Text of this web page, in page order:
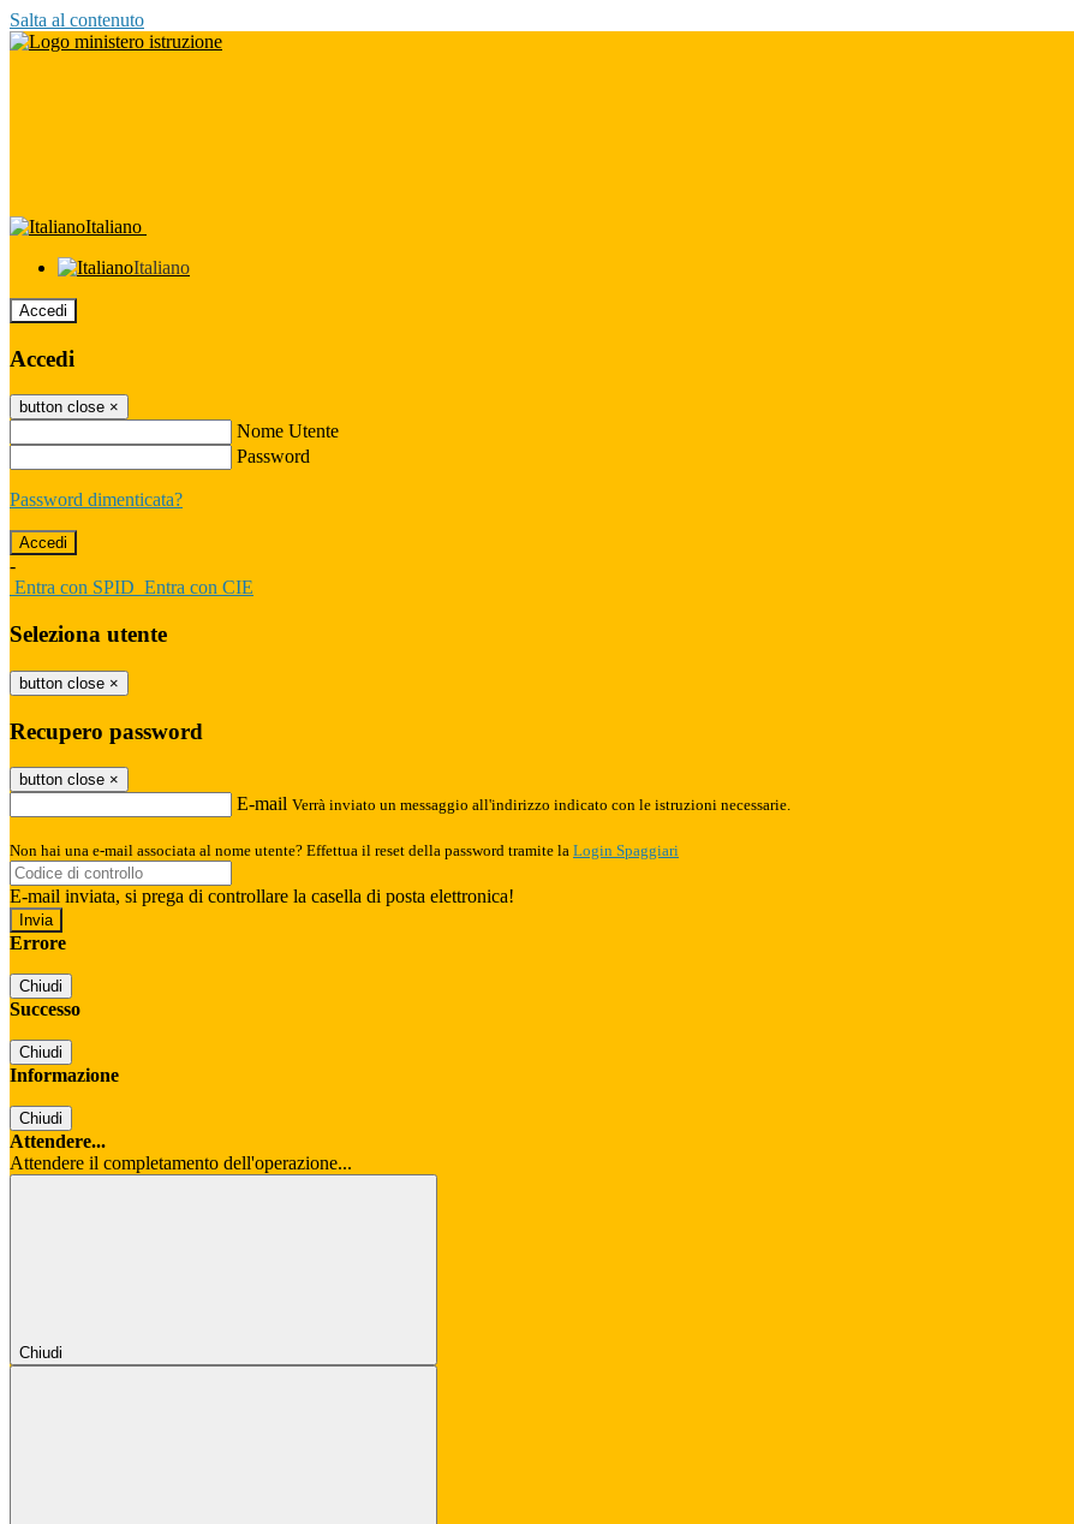
Salta al contenuto
Italiano
Italiano
Accedi
Accedi
button close ×
Nome Utente
Password
Password dimenticata?
-
Entra con SPID Entra con CIE
Seleziona utente
button close ×
Recupero password
button close ×
E-mail Verrà inviato un messaggio all'indirizzo indicato con le istruzioni necessarie.
Non hai una e-mail associata al nome utente? Effettua il reset della password tramite la Login Spaggiari
E-mail inviata, si prega di controllare la casella di posta elettronica!
Errore
Chiudi
Successo
Chiudi
Informazione
Chiudi
Attendere...
Attendere il completamento dell'operazione...
Chiudi